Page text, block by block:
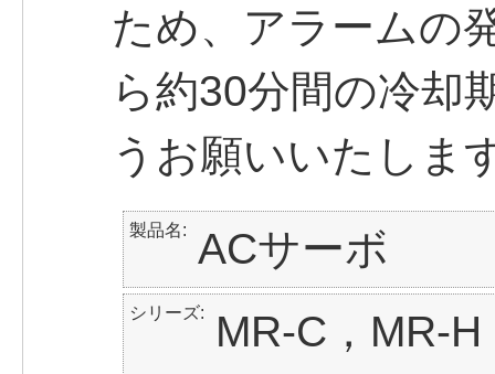
ため、アラームの
ら約30分間の冷却
うお願いいたしま
製品名 ACサーボ
シリーズ
MR-C，MR-